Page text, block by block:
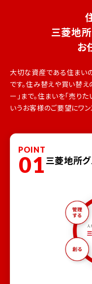
三菱地
お
大切な資産である住まい
です。住み替えや買い替え
ー」まで。住まいを「売りた
いうお客様のご要望にワン
POINT
01三菱地所